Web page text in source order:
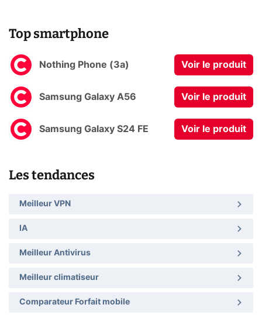
Top smartphone
Nothing Phone (3a) Voir le produit
Samsung Galaxy A56 Voir le produit
Samsung Galaxy S24 FE Voir le produit
Les tendances
Meilleur VPN
IA
Meilleur Antivirus
Meilleur climatiseur
Comparateur Forfait mobile